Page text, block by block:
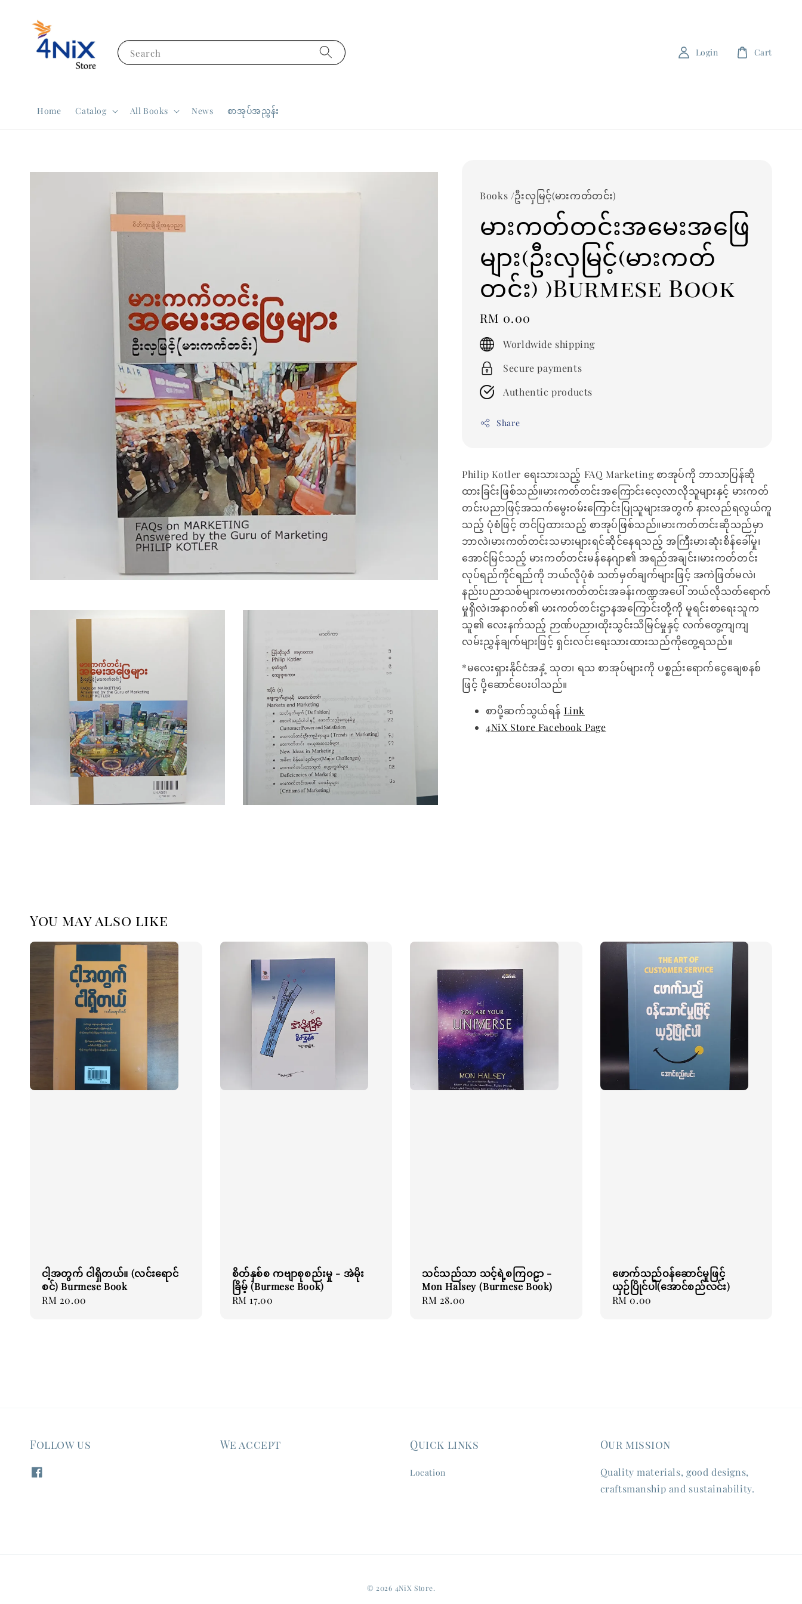
Search
Home Catalog All Books News စာအုပ်အညွှန်း
Login Cart
Books /ဦးလှမြင့်(မားကတ်တင်း)
မားကတ်တင်းအမေးအဖြေ
များ(ဦးလှမြင့်(မားကတ်
တင်း) )Burmese Book
Regular
price
RM 0.00
Worldwide shipping
Secure payments
Authentic products
Share
Philip Kotler ရေးသားသည့် FAQ Marketing စာအုပ်ကို ဘာသာပြန်ဆို
ထားခြင်းဖြစ်သည်။မားကတ်တင်းအကြောင်းလေ့လာလိုသူများနှင့် မားကတ်
တင်းပညာဖြင့်အသက်မွေးဝမ်းကြောင်းပြုသူများအတွက် နားလည်ရလွယ်ကူ
သည့် ပုံစံဖြင့် တင်ပြထားသည့် စာအုပ်ဖြစ်သည်။မားကတ်တင်းဆိုသည်မှာ
ဘာလဲ၊မားကတ်တင်းသမားများရင်ဆိုင်နေရသည့် အကြီးမားဆုံးစိန်ခေါ်မှု၊
အောင်မြင်သည့် မားကတ်တင်းမန်နေဂျာ၏ အရည်အချင်း၊မားကတ်တင်း
လုပ်ရည်ကိုင်ရည်ကို ဘယ်လိုပုံစံ သတ်မှတ်ချက်များဖြင့် အကဲဖြတ်မလဲ၊
နည်းပညာသစ်များကမားကတ်တင်းအခန်းကဏ္ဍအပေါ် ဘယ်လိုသတ်ရောက်
မှုရှိလဲ၊အနာဂတ်၏ မားကတ်တင်းဌာနအကြောင်းတို့ကို မူရင်းစာရေးသူက
သူ၏ လေးနက်သည့် ဉာဏ်ပညာ၊ထိုးသွင်းသိမြင်မှုနှင့် လက်တွေ့ကျကျ
လမ်းညွှန်ချက်များဖြင့် ရှင်းလင်းရေးသားထားသည်ကိုတွေ့ရသည်။
*မလေးရှားနိုင်ငံအနှံ့ သုတ၊ ရသ စာအုပ်များကို ပစ္စည်းရောက်ငွေချေစနစ်
ဖြင့် ပို့ဆောင်ပေးပါသည်။
စာပို့ဆက်သွယ်ရန် Link
4NiX Store Facebook Page
You may also like
ငါ့အတွက် ငါရှိတယ်။ (လင်းရောင်
စင်) Burmese Book
Regular
RM 20.00
စိတ်နှစ်စ ကဗျာစုစည်းမှု - အဲမိုး
ခြိမ့် (Burmese Book)
Regular
RM 17.00
သင်သည်သာ သင့်ရဲ့စကြဝဠာ -
Mon Halsey (Burmese Book)
Regular
RM 28.00
ဖောက်သည်ဝန်ဆောင်မှုဖြင့်
ယှဉ်ပြိုင်ပါ(အောင်စည်လင်း)
Regular
RM 0.00
Follow us We accept Quick links
Location
Our mission
Quality materials, good designs,
craftsmanship and sustainability.
© 2026 4NiX Store.